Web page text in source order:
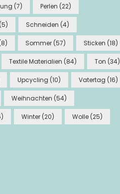
(7) Perlen (22)
(5) Schneiden (4)
Sommer (57) Sticken (18)
Textile Materialien (84) Ton (34)
Upcycling (10) Vatertag (16)
Weihnachten (54)
Winter (20) Wolle (25)